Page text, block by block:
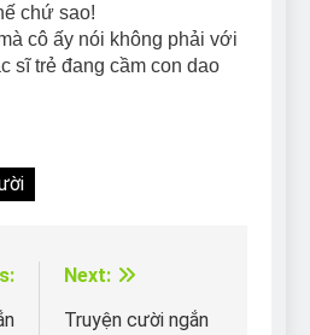
chứ sao!
cô ấy nói không phải với
sĩ trẻ đang cầm con dao
Next:
Truyện cười ngắn